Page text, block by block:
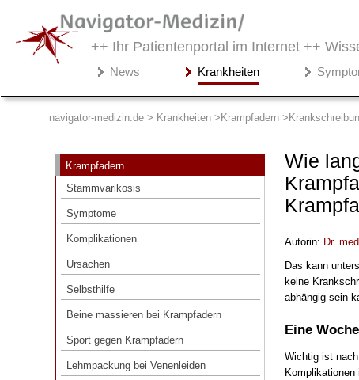
++ Ihr Patientenportal im Internet ++
News Krankheiten
navigator-medizin.de > Krankheiten Krampfadern
Krampfadern
Stammvarikosis
Symptome
Komplikationen
Ursachen
Selbsthilfe
Beine massieren bei Krampfadern
Sport gegen Krampfadern
Lehmpackung bei Venenleiden
Wie
Autorin: Dr. med.
Das kann
keine
abhängig sein
Eine
Wichtig ist
Navigator-
▾
Krankheiten
Krampfadern
Stammvarikosis
Symptome
Komplikationen
Ursachen
Selbsthilfe
Beine massieren bei Krampfadern
Sport gegen Krampfadern
Lehmpackung bei Venenleiden